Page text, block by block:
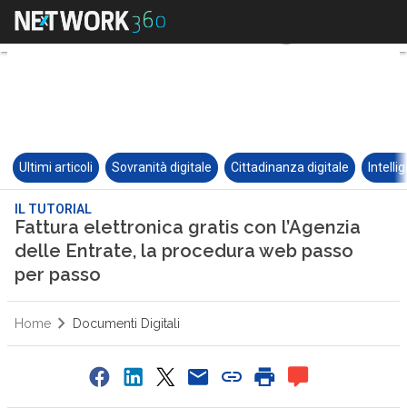
Ultimi articoli Sovranità digitale Cittadinanza digitale
IL TUTORIAL
Fattura elettronica gratis con l’Agenzia
delle Entrate, la procedura web passo
per passo
Home Documenti Digitali